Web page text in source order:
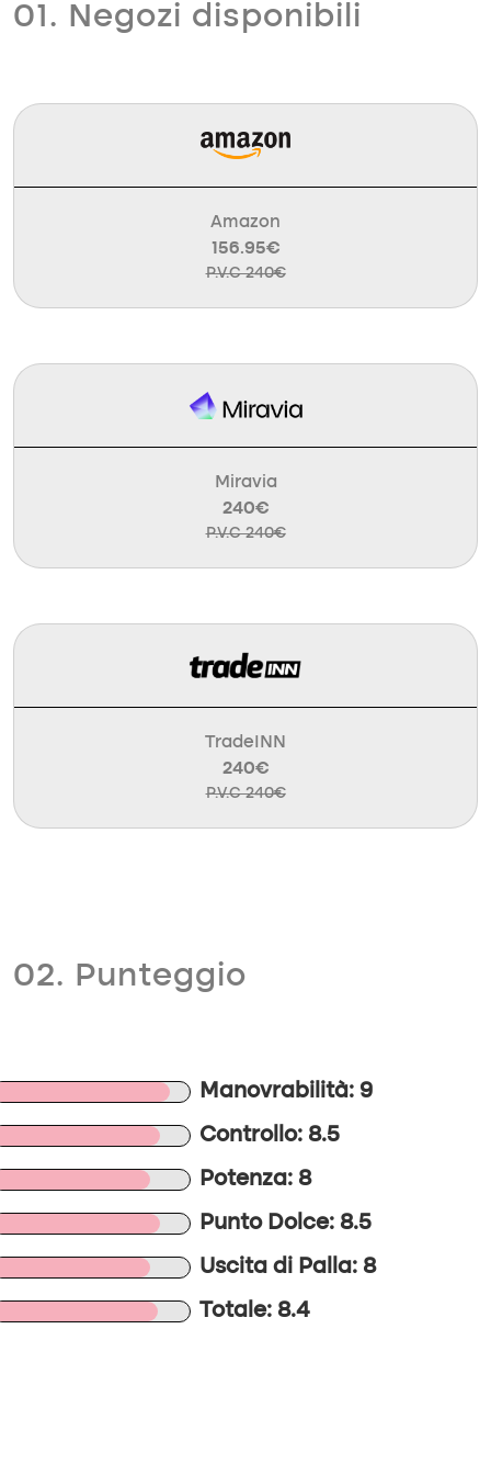
01. Negozi disponibili
Amazon
156.95€
P.V.C 240€
Miravia
240€
P.V.C 240€
TradeINN
240€
P.V.C 240€
02. Punteggio
Manovrabilità: 9
Controllo: 8.5
Potenza: 8
Punto Dolce: 8.5
Uscita di Palla: 8
Totale: 8.4